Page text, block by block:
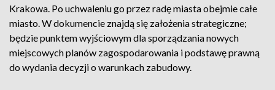
Krakowa. Po uchwaleniu go przez radę miasta obejmie całe
miasto. W dokumencie znajdą się założenia strategiczne;
będzie punktem wyjściowym dla sporządzania nowych
miejscowych planów zagospodarowania i podstawę prawną
do wydania decyzji o warunkach zabudowy.